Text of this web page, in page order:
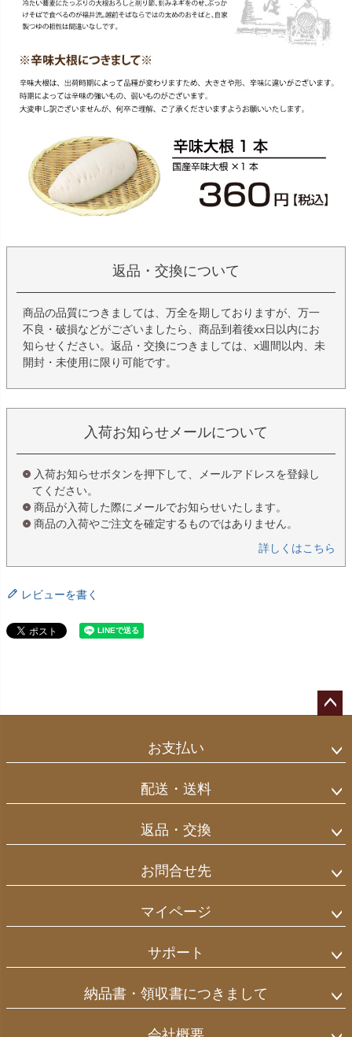
返品・交換について
商品の品質につきましては、万全を期しておりますが、万一
不良・破損などがございましたら、商品到着後xx日以内にお
知らせください。返品・交換につきましては、x週間以内、未
開封・未使用に限り可能です。
入荷お知らせメールについて
入荷お知らせボタンを押下して、メールアドレスを登録し
てください。
商品が入荷した際にメールでお知らせいたします。
商品の入荷やご注文を確定するものではありません。
詳しくはこちら
レビューを書く
ップ
お支払い
配送・送料
返品・交換
お問合せ先
マイページ
サポート
納品書・領収書につきまして